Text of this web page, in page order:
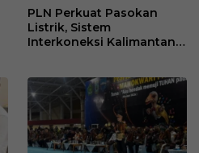
PLN Perkuat Pasokan
Listrik, Sistem
Interkoneksi Kalimantan